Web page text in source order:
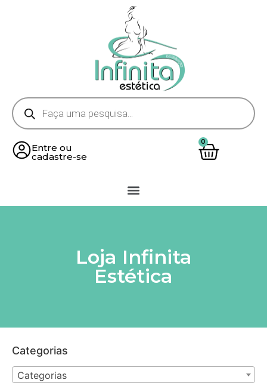
Entre ou
cadastre-se
Loja Infinita
Estética
Categorias
Categorias